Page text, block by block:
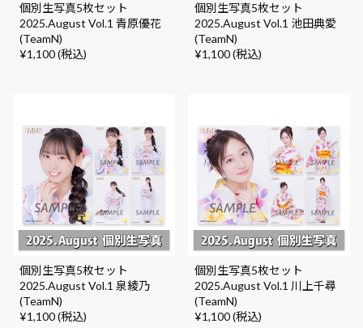
個別生写真5枚セット
2025.August Vol.1 青原優花
(TeamN)
¥1,100 (税込)
個別生写真5枚セット
2025.August Vol.1 池田典愛
(TeamN)
¥1,100 (税込)
個別生写真5枚セット
2025.August Vol.1 泉綾乃
(TeamN)
¥1,100 (税込)
個別生写真5枚セット
2025.August Vol.1 川上千尋
(TeamN)
¥1,100 (税込)